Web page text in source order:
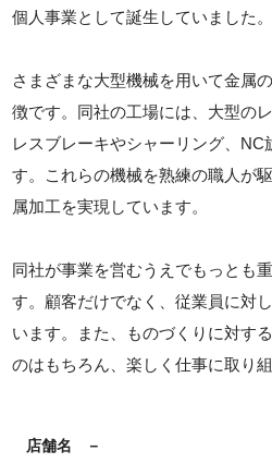
個人事業として誕生していました。
さまざまな大型機械を用いて金属
徴です。同社の工場には、大型の
レスブレーキやシャーリング、NC
す。これらの機械を熟練の職人が
属加工を実現しています。
同社が事業を営むうえでもっとも
す。顧客だけでなく、従業員に対
います。また、ものづくりに対す
のはもちろん、楽しく仕事に取り
店舗名 －